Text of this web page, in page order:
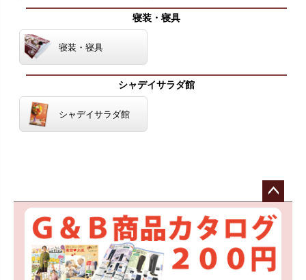
寝装・寝具
寝装・寝具
シャデイサラダ館
シャデイサラダ館
ペー
ジト
ップ
へ